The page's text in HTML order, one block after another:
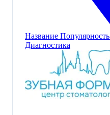
Название Популярность
Диагностика